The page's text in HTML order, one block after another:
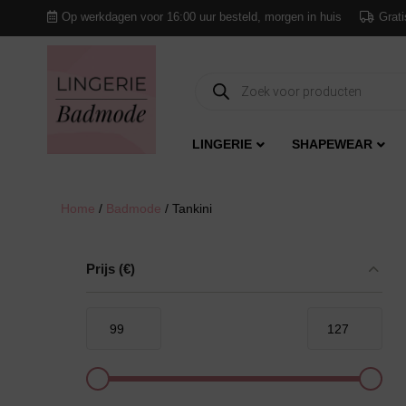
Op werkdagen voor 16:00 uur besteld, morgen in huis
Producten
zoeken
LINGERIE SHAPEWEAR
Home / Badmode / Tankini
Prijs (€)